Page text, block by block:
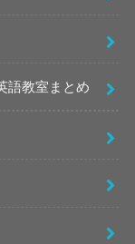
語教室まとめ